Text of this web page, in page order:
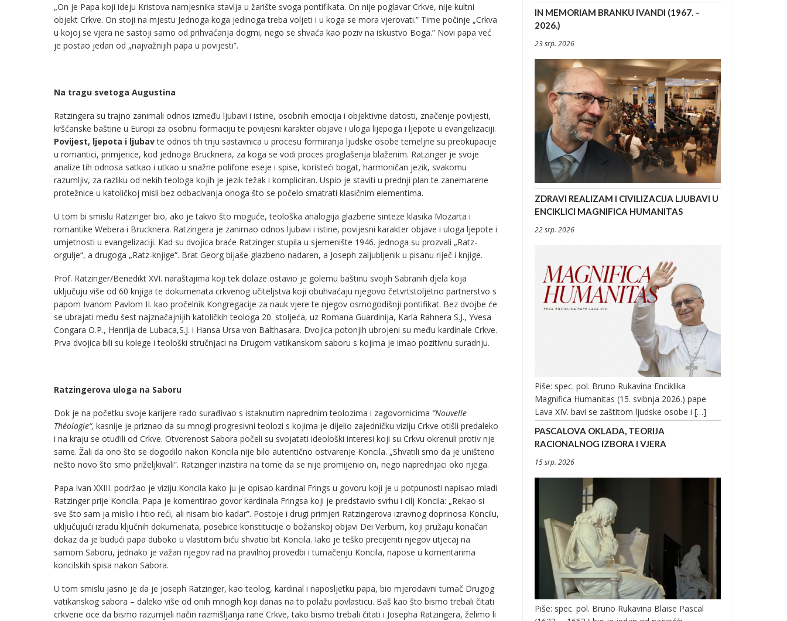
„On je Papa koji ideju Kristova namjesnika stavlja u žarište svoga pontifikata. On nije poglavar Crkve, nije kultni
objekt Crkve. On stoji na mjestu Jednoga koga jedinoga treba voljeti i u koga se mora vjerovati.” Time počinje „Crkva
u kojoj se vjera ne sastoji samo od prihvaćanja dogmi, nego se shvaća kao poziv na iskustvo Boga.” Novi papa već
je postao jedan od „najvažnijih papa u povijesti”.
Na tragu svetoga Augustina
Ratzingera su trajno zanimali odnos između ljubavi i istine, osobnih emocija i objektivne datosti, značenje povijesti,
kršćanske baštine u Europi za osobnu formaciju te povijesni karakter objave i uloga lijepoga i ljepote u evangelizaciji.
Povijest, ljepota i ljubavte odnos tih triju sastavnica u procesu formiranja ljudske osobe temeljne su preokupacije
u romantici, primjerice, kod jednoga Brucknera, za koga se vodi proces proglašenja blaženim. Ratzinger je svoje
analize tih odnosa satkao i utkao u snažne polifone eseje i spise, koristeći bogat, harmoničan jezik, svakomu
razumljiv, za razliku od nekih teologa kojih je jezik težak i kompliciran. Uspio je staviti u prednji plan te zanemarene
protežnice u katoličkoj misli bez odbacivanja onoga što se počelo smatrati klasičnim elementima.
U tom bi smislu Ratzinger bio, ako je takvo što moguće, teološka analogija glazbene sinteze klasika Mozarta i
romantike Webera i Brucknera. Ratzingera je zanimao odnos ljubavi i istine, povijesni karakter objave i uloga ljepote i
umjetnosti u evangelizaciji. Kad su dvojica braće Ratzinger stupila u sjemenište 1946. jednoga su prozvali „Ratz-
orgulje“, a drugoga „Ratz-knjige“. Brat Georg bijaše glazbeno nadaren, a Joseph zaljubljenik u pisanu riječ i knjige.
Prof. Ratzinger/Benedikt XVI. naraštajima koji tek dolaze ostavio je golemu baštinu svojih Sabranih djela koja
uključuju više od 60 knjiga te dokumenata crkvenog učiteljstva koji obuhvaćaju njegovo četvrtstoljetno partnerstvo s
papom Ivanom Pavlom II. kao pročelnik Kongregacije za nauk vjere te njegov osmogodišnji pontifikat. Bez dvojbe će
se ubrajati među šest najznačajnijih katoličkih teologa 20. stoljeća, uz Romana Guardinija, Karla Rahnera S.J., Yvesa
Congara O.P., Henrija de Lubaca,S.J. i Hansa Ursa von Balthasara. Dvojica potonjih ubrojeni su među kardinale Crkve.
Prva dvojica bili su kolege i teološki stručnjaci na Drugom vatikanskom saboru s kojima je imao pozitivnu suradnju.
Ratzingerova uloga na Saboru
Dok je na početku svoje karijere rado surađivao s istaknutim naprednim teolozima i zagovornicima “Nouvelle
Théologie“, kasnije je priznao da su mnogi progresivni teolozi s kojima je dijelio zajedničku viziju Crkve otišli predaleko
i na kraju se otuđili od Crkve. Otvorenost Sabora počeli su svojatati ideološki interesi koji su Crkvu okrenuli protiv nje
same. Žali da ono što se dogodilo nakon Koncila nije bilo autentično ostvarenje Koncila. „Shvatili smo da je uništeno
nešto novo što smo priželjkivali”. Ratzinger inzistira na tome da se nije promijenio on, nego naprednjaci oko njega.
Papa Ivan XXIII. podržao je viziju Koncila kako ju je opisao kardinal Frings u govoru koji je u potpunosti napisao mladi
Ratzinger prije Koncila. Papa je komentirao govor kardinala Fringsa koji je predstavio svrhu i cilj Koncila: „Rekao si
sve što sam ja mislio i htio reći, ali nisam bio kadar”. Postoje i drugi primjeri Ratzingerova izravnog doprinosa Koncilu,
uključujući izradu ključnih dokumenata, posebice konstitucije o božanskoj objavi Dei Verbum, koji pružaju konačan
dokaz da je budući papa duboko u vlastitom biću shvatio bit Koncila. Iako je teško precijeniti njegov utjecaj na
samom Saboru, jednako je važan njegov rad na pravilnoj provedbi i tumačenju Koncila, napose u komentarima
koncilskih spisa nakon Sabora.
U tom smislu jasno je da je Joseph Ratzinger, kao teolog, kardinal i naposljetku papa, bio mjerodavni tumač Drugog
vatikanskog sabora – daleko više od onih mnogih koji danas na to polažu povlasticu. Baš kao što bismo trebali čitati
crkvene oce da bismo razumjeli način razmišljanja rane Crkve, tako bismo trebali čitati i Josepha Ratzingera, želimo li
IN MEMORIAM BRANKU IVANDI (1967. –
2026.)
23 srp. 2026
ZDRAVI REALIZAM I CIVILIZACIJA LJUBAVI U
ENCIKLICI MAGNIFICA HUMANITAS
22 srp. 2026
Piše: spec. pol. Bruno Rukavina Enciklika
Magnifica Humanitas (15. svibnja 2026.) pape
Lava XIV. bavi se zaštitom ljudske osobe i […]
PASCALOVA OKLADA, TEORIJA
RACIONALNOG IZBORA I VJERA
15 srp. 2026
Piše: spec. pol. Bruno Rukavina Blaise Pascal